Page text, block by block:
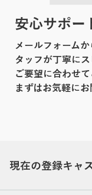
安心サポー
メールフォーム
タッフが丁寧にス
ご要望に合わせて
まずはお気軽にお
現在の登録キャ